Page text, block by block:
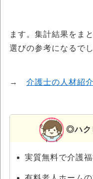
ます。集計結果をま
選びの参考になるでし
→ 介護士の人材紹
◎ハク
実質無料で介護